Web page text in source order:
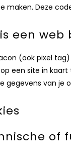
maken. Deze
een web
(ook pixel
een site in
gegevens van je
of